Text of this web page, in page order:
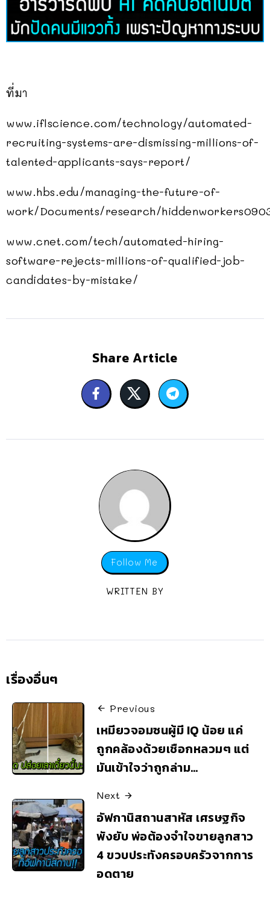
ที่มา
www.iflscience.com/technology/automated-
recruiting-systems-are-dismissing-millions-of-
talented-applicants-says-report/
www.hbs.edu/managing-the-future-of-
work/Documents/research/
www.cnet.com/tech/automated-hiring-
software-rejects-millions-of-qualified-job-
candidates-by-mistake/
Share Article
Follow Me
WRITTEN BY
เรื่องอื่นๆ
Previous
เหมียวจอมซนผู้มี IQ น้อย แค่
ถูกคล้องด้วยเชือกหลวมๆ แต่
มันเข้าใจว่าถูกล่าม…
Next
อัฟกานิสถานสาหัส เศรษฐกิจ
พังยับ พ่อต้องจำใจขายลูกสาว
4 ขวบประทังครอบครัวจากการ
อดตาย